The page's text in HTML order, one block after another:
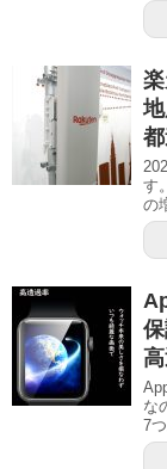
す
の
高
な
7